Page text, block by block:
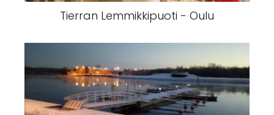
Tierran Lemmikkipuoti - Oulu